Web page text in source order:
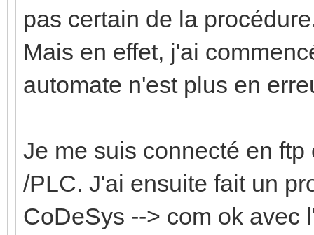
pas certain de la
Mais en effet, j'ai
automate n'est plus en
Je me suis connecté en
/PLC. J'ai ensuite fait un
CoDeSys --> com ok avec